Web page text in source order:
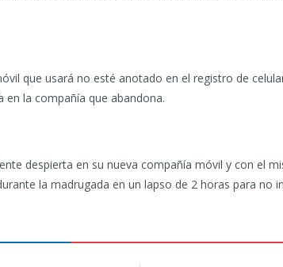
que usará no esté anotado en el registro de
la compañía que abandona.
despierta en su nueva compañía móvil y con el
la madrugada en un lapso de 2 horas para no